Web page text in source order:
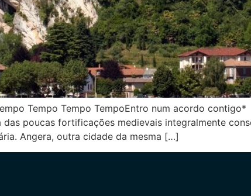
Tempo Tempo TempoEntro num acordo
poucas fortificações medievais integralmente
Angera, outra cidade da mesma […]